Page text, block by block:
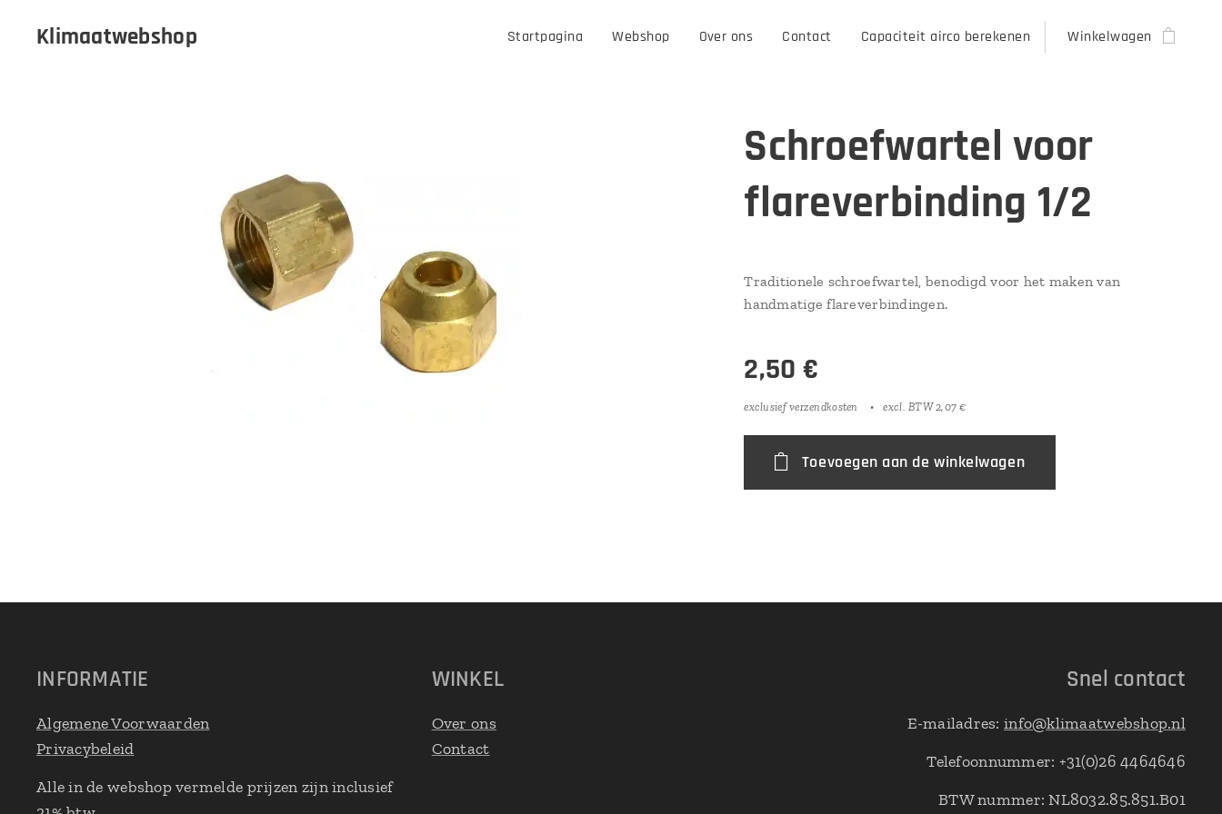
Klimaatwebshop Startpagina Webshop Over ons Contact Capaciteit airco berekenen Winkelwagen
Schroefwartel voor
flareverbinding 1/2
Traditionele schroefwartel, benodigd voor het maken van
handmatige flareverbindingen.
2,50 €
exclusief verzendkosten excl. BTW 2,07 €
Toevoegen aan de winkelwagen
INFORMATIE
Algemene Voorwaarden
Privacybeleid
Alle in de webshop vermelde prijzen zijn inclusief
WINKEL
Over ons
Contact
Snel contact
E-mailadres:info@klimaatwebshop.nl
Telefoonnummer: +31(0)26 4464646
BTW nummer: NL8032.85.851.B01